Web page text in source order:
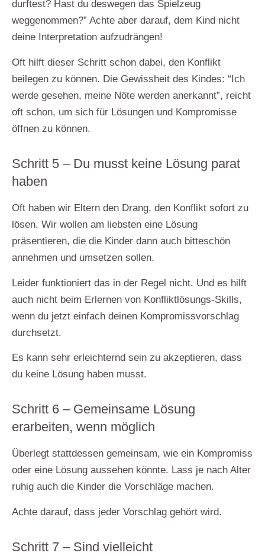
durftest? Hast du deswegen das Spielzeug
weggenommen?” Achte aber darauf, dem Kind nicht
deine Interpretation aufzudrängen!
Oft hilft dieser Schritt schon dabei, den Konflikt
beilegen zu können. Die Gewissheit des Kindes: “Ich
werde gesehen, meine Nöte werden anerkannt”, reicht
oft schon, um sich für Lösungen und Kompromisse
öffnen zu können.
Schritt 5 – Du musst keine Lösung parat
haben
Oft haben wir Eltern den Drang, den Konflikt sofort zu
lösen. Wir wollen am liebsten eine Lösung
präsentieren, die die Kinder dann auch bitteschön
annehmen und umsetzen sollen.
Leider funktioniert das in der Regel nicht. Und es hilft
auch nicht beim Erlernen von Konfliktlösungs-Skills,
wenn du jetzt einfach deinen Kompromissvorschlag
durchsetzt.
Es kann sehr erleichternd sein zu akzeptieren, dass
du keine Lösung haben musst.
Schritt 6 – Gemeinsame Lösung
erarbeiten, wenn möglich
Überlegt stattdessen gemeinsam, wie ein Kompromiss
oder eine Lösung aussehen könnte. Lass je nach Alter
ruhig auch die Kinder die Vorschläge machen.
Achte darauf, dass jeder Vorschlag gehört wird.
Schritt 7 – Sind vielleicht